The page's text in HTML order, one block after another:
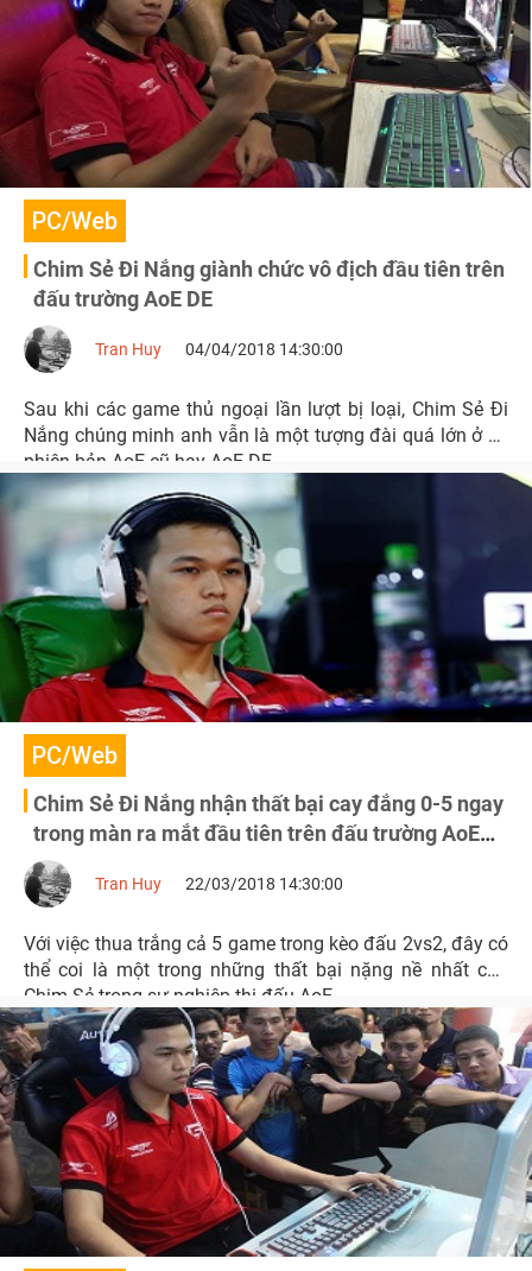
PC/Web
Chim Sẻ Đi Nắng giành chức vô địch đầu tiên trên
đấu trường AoE DE
Tran Huy 04/04/2018 14:30:00
Sau khi các game thủ ngoại lần lượt bị loại, Chim Sẻ Đi
Nắng chúng minh anh vẫn là một tượng đài quá lớn ở cả
phiên bản AoE cũ hay AoE DE.
PC/Web
Chim Sẻ Đi Nắng nhận thất bại cay đắng 0-5 ngay
trong màn ra mắt đầu tiên trên đấu trường AoE
DE
Tran Huy 22/03/2018 14:30:00
Với việc thua trắng cả 5 game trong kèo đấu 2vs2, đây có
thể coi là một trong những thất bại nặng nề nhất của
Chim Sẻ trong sự nghiệp thi đấu AoE.